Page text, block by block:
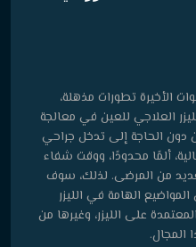
الأخيرة تطورات مذهلة،
العلاجي للعين في معالجة
الحاجة إلى تدخل جراحي
ألمًا محدودًا، ووقت شفاء
من المرضى. لذلك، سوف
الهامة في الليزر
على الليزر، وغيرها من
المجال.